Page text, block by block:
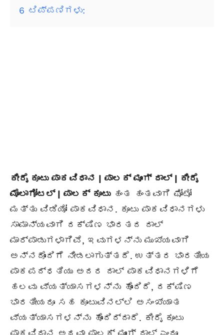
6 ಟಿಪ್ಪಣಿಗಳು:
ಕೀರೈ ಕೂಟು ಪಾಕವಿಧಾನ | ಪಾಲಕ್ ಮೂಂಗ್ ದಾಲ್ | ಕೀರೈ
ಮೊಲಾಗೋಟಲ್ | ಪಾಲಕ್ ಕೂಟುಹಂತ ಹಂತವಾಗಿ ಫೋಟೋ
ಮತ್ತು ವಿಡಿಯೋ ಪಾಕವಿಧಾನ. ಕೂಟು ಪಾಕವಿಧಾನಗಳು
ಸಾಮಾನ್ಯವಾಗಿ ದಕ್ಷಿಣ ಭಾರತದ ದಾಲ್
ಮಾರ್ಪಾಡುಗಳಾಗಿವೆ, ಇವುಗಳನ್ನು ಮುಖ್ಯವಾಗಿ
ಅನ್ನದೊಂದಿಗೆ ನೀಡಲಾಗುತ್ತದೆ. ಉತ್ತರ ಭಾರತೀಯ
ಪಾಕಪದ್ಧತಿಯು ಅದರ ದಾಲ್ ಪಾಕವಿಧಾನಗಳಿಗೆ
ಹಲವು ವ್ಯತ್ಯಾಸಗಳನ್ನು ಹೊಂದಿದೆ, ದಕ್ಷಿಣ
ಭಾರತೀಯರೂ ಸಹ ಕೂಟುವಿನಲ್ಲಿ ಅಸಂಖ್ಯಾತ
ವ್ಯತ್ಯಾಸಗಳನ್ನು ಹೊಂದಿದ್ದಾರೆ. ಕೀರೈ ಕೂಟು